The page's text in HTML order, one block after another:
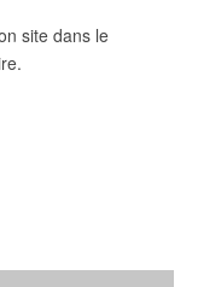
site dans le